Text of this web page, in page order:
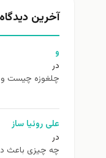
آخرین
و
در
چلغوزه چیست و
علی روئیا ساز
در
چه چیزی باعث